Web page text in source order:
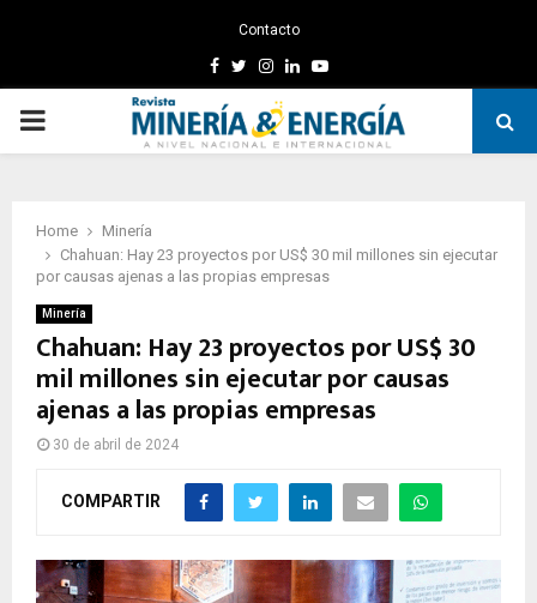
Contacto
Facebook
TwitterInstagram
LinkedinYoutube
PRIMARY
Home
Minería
Chahuan: Hay 23 proyectos por US$ 30 mil millones sin ejecutar
por causas ajenas a las propias empresas
Minería
Chahuan: Hay 23 proyectos por US$ 30
mil millones sin ejecutar por causas
ajenas a las propias empresas
30 de abril de 2024
COMPARTIR